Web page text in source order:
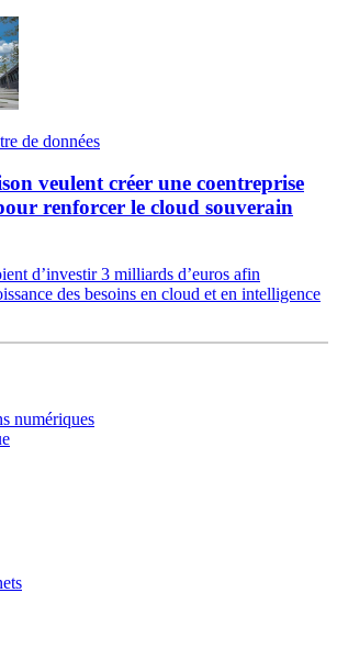
de données
veulent créer une coentreprise
renforcer le cloud souverain
d’investir 3 milliards d’euros afin
des besoins en cloud et en intelligence
numériques